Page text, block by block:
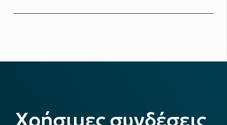
Χρήσιμες συνδέσεις